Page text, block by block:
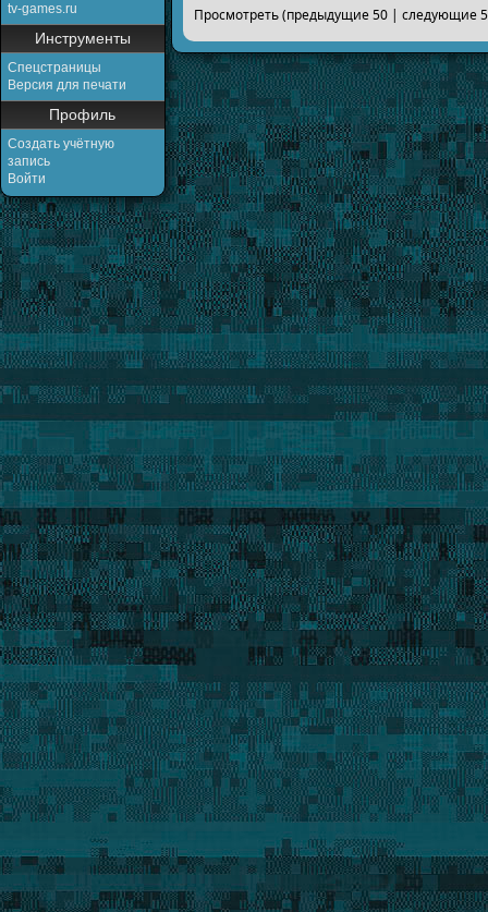
tv-games.ru
Инструменты
Спецстраницы
Версия для печати
Профиль
Создать учётную
запись
Войти
Просмотреть (предыдущие 50 | следующие